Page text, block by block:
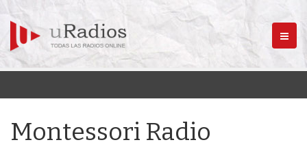
Menú
Montessori Radio